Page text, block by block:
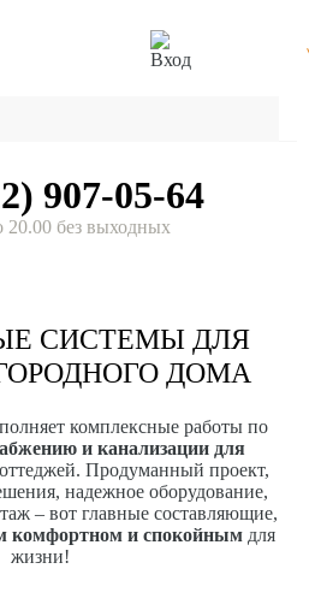
907-05-64
20.00 без выходных
СИСТЕМЫ ДЛЯ
ДОМА
комплексные работы по
и канализации для
Продуманный проект,
надежное оборудование,
– вот главные составляющие,
комфортном и спокойным для
жизни!